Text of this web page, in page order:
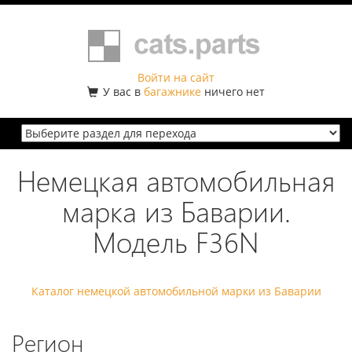
Войти на сайт
У вас в багажнике ничего нет
Немецкая автомобильная
марка из Баварии.
Модель F36N
Каталог немецкой автомобильной марки из Баварии
Регион